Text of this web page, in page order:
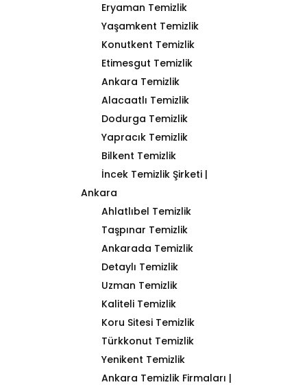
Eryaman Temizlik
Yaşamkent Temizlik
Konutkent Temizlik
Etimesgut Temizlik
Ankara Temizlik
Alacaatlı Temizlik
Dodurga Temizlik
Yapracık Temizlik
Bilkent Temizlik
İncek Temizlik Şirketi |
Ankara
Ahlatlıbel Temizlik
Taşpınar Temizlik
Ankarada Temizlik
Detaylı Temizlik
Uzman Temizlik
Kaliteli Temizlik
Koru Sitesi Temizlik
Türkkonut Temizlik
Yenikent Temizlik
Ankara Temizlik Firmaları |